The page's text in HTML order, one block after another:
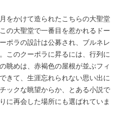
をかけて造られたこちらの大聖堂
の大聖堂で一番目を惹かれるドー
ポラの設計は公募され、ブルネレ
このクーポラに昇るには、行列に
眺めは、赤褐色の屋根が並ぶフィ
きて、生涯忘れられない思い出に
ックな眺望からか、とある小説で
に再会した場所にも選ばれていま